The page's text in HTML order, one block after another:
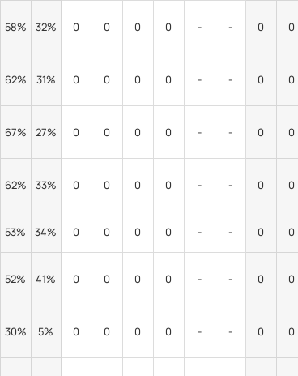
58% 32% 0 0 0 0 - - 0 0
62% 31% 0 0 0 0 - - 0 0
67% 27% 0 0 0 0 - - 0 0
62% 33% 0 0 0 0 - - 0 0
53% 34% 0 0 0 0 - - 0 0
52% 41% 0 0 0 0 - - 0 0
30% 5% 0 0 0 0 - - 0 0